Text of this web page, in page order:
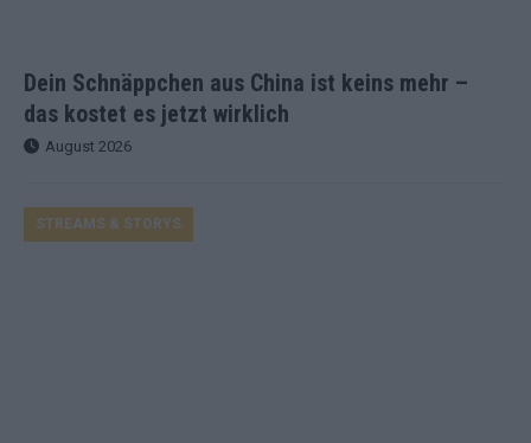
Dein Schnäppchen aus China ist keins mehr –
das kostet es jetzt wirklich
August 2026
STREAMS & STORYS